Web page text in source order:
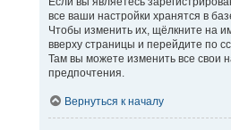
все ваши настройки хранятся в
Чтобы изменить их, щёлкните на
вверху страницы и перейдите по
Там вы можете изменить все свои
предпочтения.
Вернуться к началу